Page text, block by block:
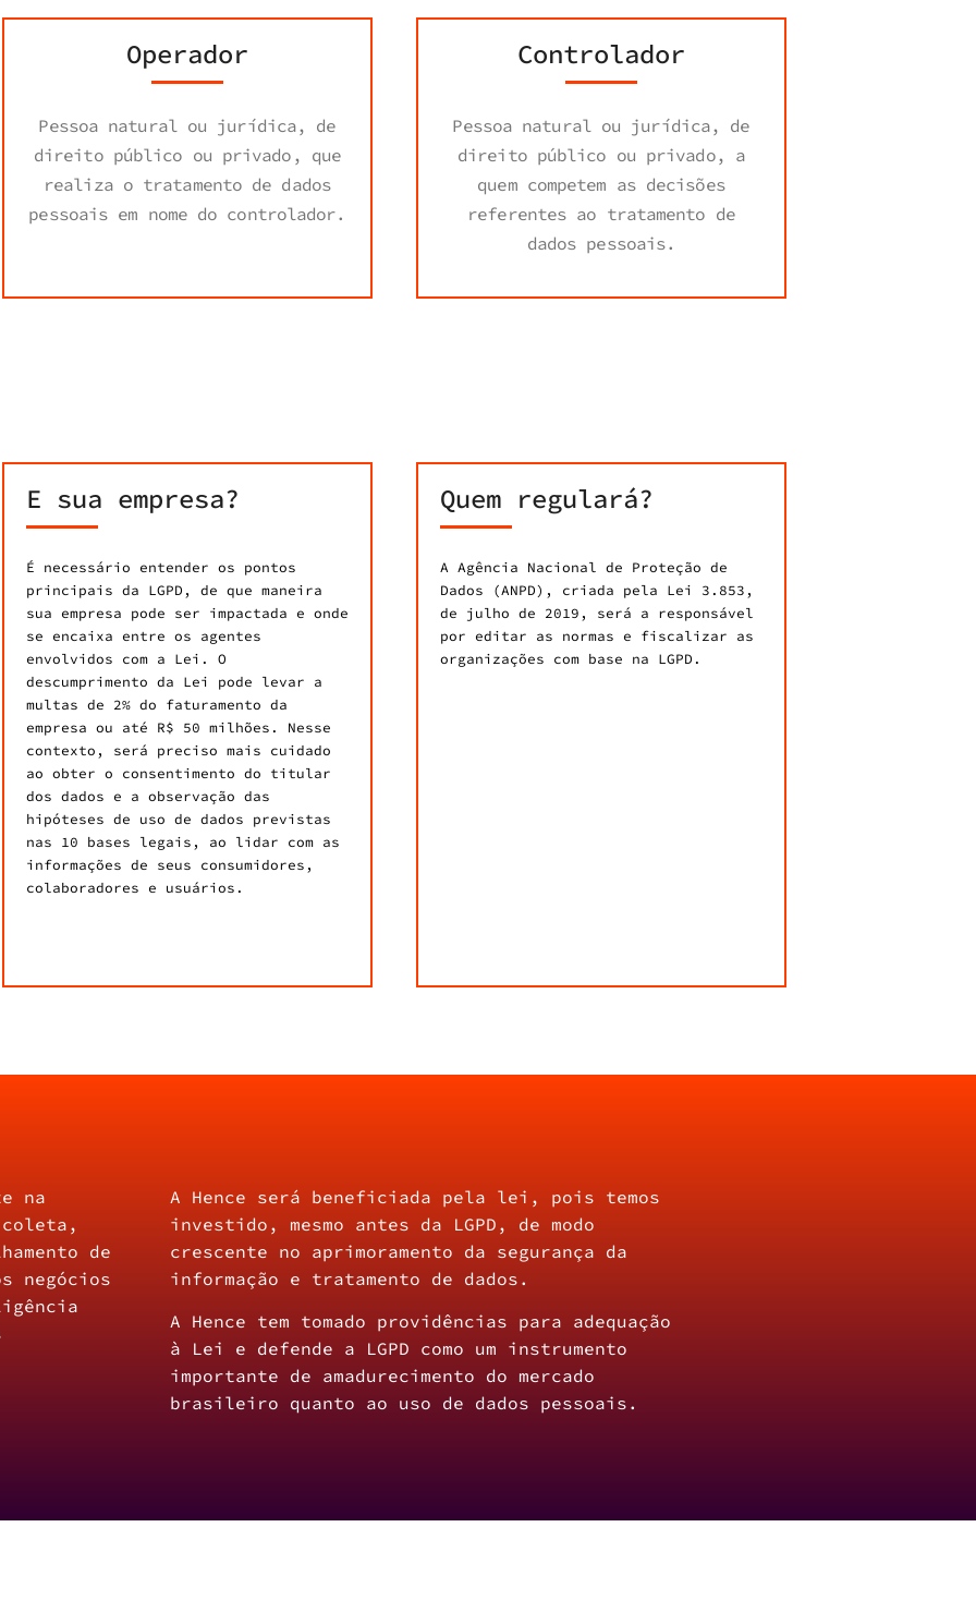
Operador
Pessoa natural ou jurídica, de
direito público ou privado, que
realiza o tratamento de dados
pessoais em nome do controlador.
Controlador
Pessoa natural ou jurídica, de
direito público ou privado, a
quem competem as decisões
referentes ao tratamento de
dados pessoais.
E sua empresa?
É necessário entender os pontos
principais da LGPD, de que maneira
sua empresa pode ser impactada e onde
se encaixa entre os agentes
envolvidos com a Lei. O
descumprimento da Lei pode levar a
multas de 2% do faturamento da
empresa ou até R$ 50 milhões. Nesse
contexto, será preciso mais cuidado
ao obter o consentimento do titular
dos dados e a observação das
hipóteses de uso de dados previstas
nas 10 bases legais, ao lidar com as
informações de seus consumidores,
colaboradores e usuários.
Quem regulará?
A Agência Nacional de Proteção de
Dados (ANPD), criada pela Lei 3.853,
de julho de 2019, será a responsável
por editar as normas e fiscalizar as
organizações com base na LGPD.
na
de
negócios
A Hence será beneficiada pela lei, pois temos
investido, mesmo antes da LGPD, de modo
crescente no aprimoramento da segurança da
informação e tratamento de dados.
A Hence tem tomado providências para adequação
à Lei e defende a LGPD como um instrumento
importante de amadurecimento do mercado
brasileiro quanto ao uso de dados pessoais.